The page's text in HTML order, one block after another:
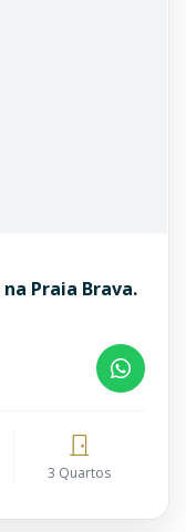
Praia Brava.
3 Quartos